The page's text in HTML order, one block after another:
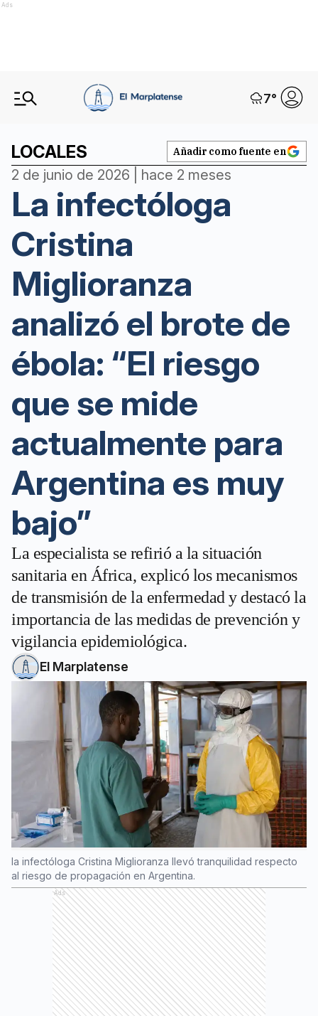
Ads
7°
LOCALES Añadir como fuente en
2 de junio de 2026 | hace 2 meses
La infectóloga
Cristina
Miglioranza
analizó el brote de
ébola: “El riesgo
que se mide
actualmente para
Argentina es muy
bajo”
La especialista se refirió a la situación
sanitaria en África, explicó los mecanismos
de transmisión de la enfermedad y destacó la
importancia de las medidas de prevención y
vigilancia epidemiológica.
El Marplatense
la infectóloga Cristina Miglioranza llevó tranquilidad respecto
al riesgo de propagación en Argentina.
Ads